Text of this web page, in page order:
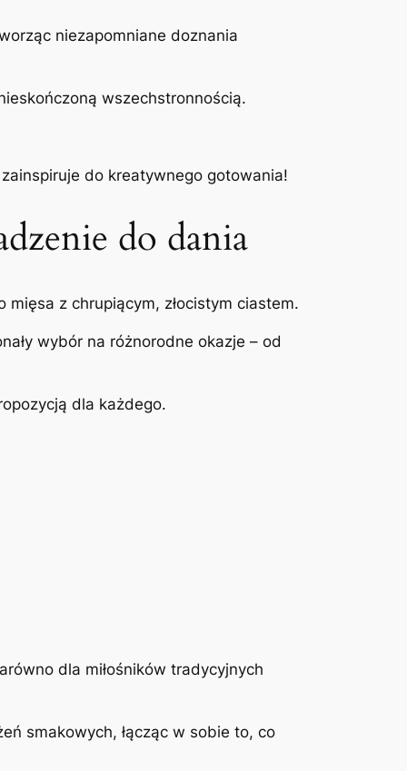
niezapomniane doznania
wszechstronnością.
do kreatywnego gotowania!
do dania
z chrupiącym, złocistym ciastem.
wybór na różnorodne okazje – od
dla każdego.
dla miłośników tradycyjnych
smakowych, łącząc w sobie to, co